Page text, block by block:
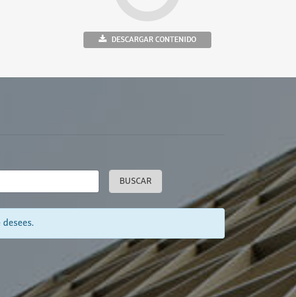
DESCARGAR CONTENIDO
BUSCAR